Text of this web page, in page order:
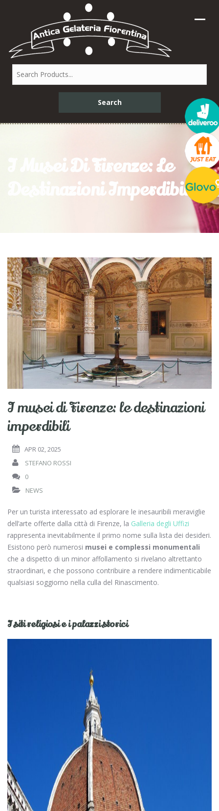
I Musei Di Firenze: Le
Destinazioni Imperdibili
I musei di Firenze: le destinazioni
imperdibili
APR 02, 2025
STEFANO ROSSI
0
NEWS
Per un turista interessato ad esplorare le inesauribili meraviglie
dell’arte offerte dalla città di Firenze, la Galleria degli Uffizi
rappresenta inevitabilmente il primo nome sulla lista dei desideri.
Esistono però numerosi musei e complessi monumentali
che a dispetto di un minor affollamento si rivelano altrettanto
straordinari, e che possono contribuire a rendere indimenticabile
qualsiasi soggiorno nella culla del Rinascimento.
I siti religiosi e i palazzi storici